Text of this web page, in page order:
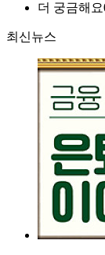
더 궁금해요
최신뉴스